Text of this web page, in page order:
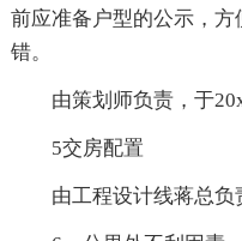
前应准备户型的公示，
错。
由策划师负责，于
5交房配置
由工程设计线蒋总